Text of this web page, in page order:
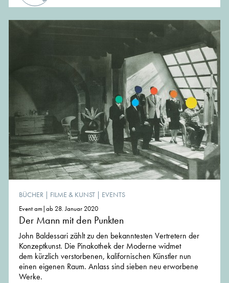
BÜCHER | FILME & KUNST | EVENTS
Event am|ab 28. Januar 2020
Der Mann mit den Punkten
John Baldessari zählt zu den bekanntesten Vertretern der
Konzeptkunst. Die Pinakothek der Moderne widmet
dem kürzlich verstorbenen, kalifornischen Künstler nun
einen eigenen Raum. Anlass sind sieben neu erworbene
Werke.